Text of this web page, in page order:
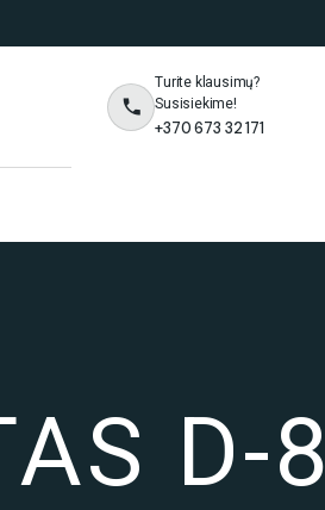
+370 673 32 171
Turite klausimų?
Susisiekime!
D-8